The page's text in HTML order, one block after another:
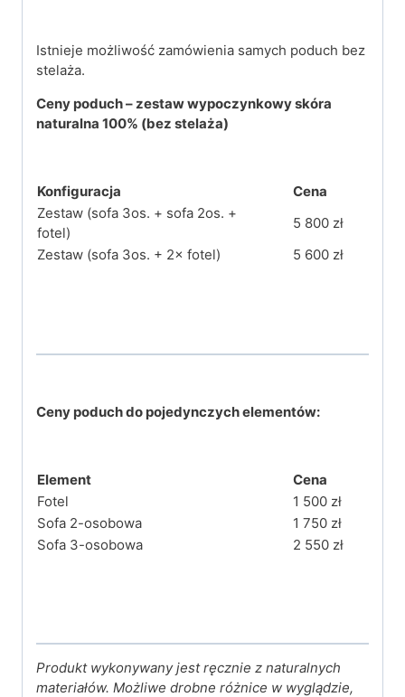
Istnieje możliwość zamówienia samych poduch bez
stelaża.
Ceny poduch– zestaw wypoczynkowy skóra
naturalna 100% (bez stelaża)
Konfiguracja
Cena
Zestaw (sofa 3os. + sofa 2os. +
fotel)
5 800 zł
Zestaw (sofa 3os. + 2× fotel)
5 600 zł
Ceny poduch do pojedynczych elementów:
Element
Cena
Fotel
1 500 zł
Sofa 2-osobowa
1 750 zł
Sofa 3-osobowa
2 550 zł
Produkt wykonywany jest ręcznie z naturalnych
materiałów. Możliwe drobne różnice w wyglądzie,